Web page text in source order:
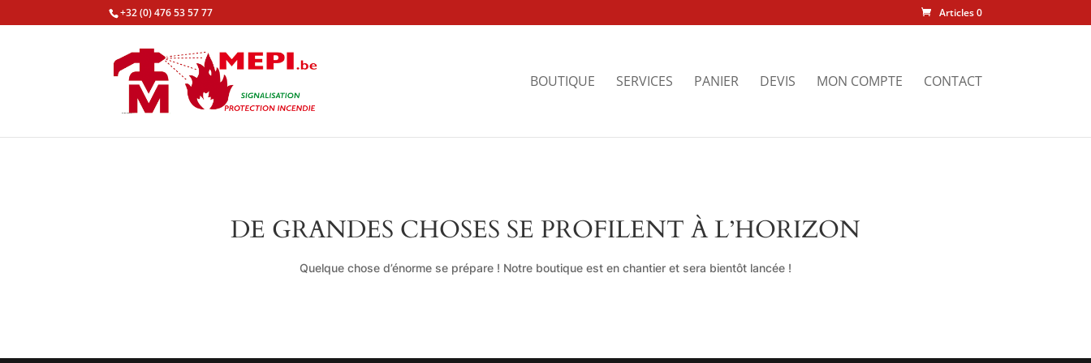
+32 (0) 476 53 57 77 Articles 0
BOUTIQUE SERVICES PANIER DEVIS MON COMPTE CONTACT
DE GRANDES CHOSES SE PROFILENT À L’HORIZON
Quelque chose d’énorme se prépare ! Notre boutique est en chantier et sera bientôt lancée !